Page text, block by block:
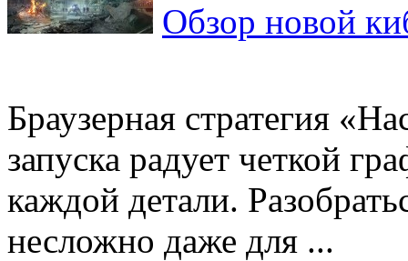
Обзор новой
Браузерная стратегия
запуска радует четкой
каждой детали.
несложно даже для ...